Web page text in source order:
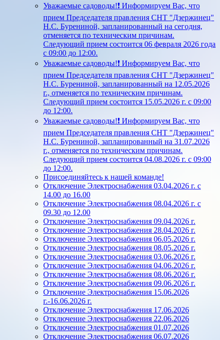
Уважаемые садоводы!❗ Информируем Вас, что
прием Председателя правления СНТ "Дзержинец"
Н.С. Бурениной, запланированный на сегодня,
отменяется по техническим причинам.
Следующий прием состоится 06 февраля 2026 года
с 09:00 до 12:00.
Уважаемые садоводы!❗ Информируем Вас, что
прием Председателя правления СНТ "Дзержинец"
Н.С. Бурениной, запланированный на 12.05.2026
г., отменяется по техническим причинам.
Следующий прием состоится 15.05.2026 г. с 09:00
до 12:00.
Уважаемые садоводы!❗ Информируем Вас, что
прием Председателя правления СНТ "Дзержинец"
Н.С. Бурениной, запланированный на 31.07.2026
г., отменяется по техническим причинам.
Следующий прием состоится 04.08.2026 г. с 09:00
до 12:00.
Присоединяйтесь к нашей команде!
Отключение Электроснабжения 03.04.2026 г. с
14.00 до 16.00
Отключение Электроснабжения 08.04.2026 г. с
09.30 до 12.00
Отключение Электроснабжения 09.04.2026 г.
Отключение Электроснабжения 28.04.2026 г.
Отключение Электроснабжения 06.05.2026 г.
Отключение Электроснабжения 08.05.2026 г.
Отключение Электроснабжения 03.06.2026 г.
Отключение Электроснабжения 04.06.2026 г.
Отключение Электроснабжения 08.06.2026 г.
Отключение Электроснабжения 09.06.2026 г.
Отключение Электроснабжения 15.06.2026
г.-16.06.2026 г.
Отключение Электроснабжения 17.06.2026
Отключение Электроснабжения 22.06.2026
Отключение Электроснабжения 01.07.2026
Отключение Электроснабжения 06.07.2026